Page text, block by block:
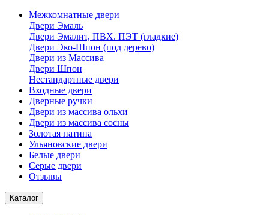
Межкомнатные двери
Двери Эмаль
Двери Эмалит, ПВХ. ПЭТ (гладкие)
Двери Эко-Шпон (под дерево)
Двери из Массива
Двери Шпон
Нестандартные двери
Входные двери
Дверные ручки
Двери из массива ольхи
Двери из массива сосны
Золотая патина
Ульяновские двери
Белые двери
Серые двери
Отзывы
Каталог